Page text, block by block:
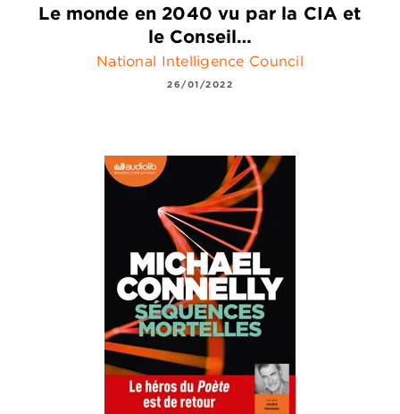
Le monde en 2040 vu par la CIA et
le Conseil…
National Intelligence Council
26/01/2022